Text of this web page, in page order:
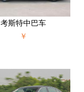
考斯特中巴车
￥